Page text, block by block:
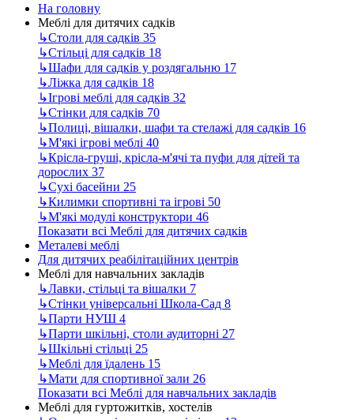
На головну
Меблі для дитячих садків
↳Столи для садків 35
↳Стільці для садків 18
↳Шафи для садків у роздягальню 17
↳Ліжка для садків 18
↳Ігрові меблі для садків 32
↳Стінки для садків 70
↳Полиці, вішалки, шафи та стелажі для садків 16
↳М'які ігрові меблі 40
↳Крісла-груші, крісла-м'ячі та пуфи для дітей та
дорослих 37
↳Сухі басейни 25
↳Килимки спортивні та ігрові 50
↳М'які модулі конструктори 46
Показати всі Меблі для дитячих садків
Металеві меблі
Для дитячих реабілітаційних центрів
Меблі для навчальних закладів
↳Лавки, стільці та вішалки 7
↳Стінки універсальні Школа-Сад 8
↳Парти НУШ 4
↳Парти шкільні, столи аудиторні 27
↳Шкільні стільці 25
↳Меблі для їдалень 15
↳Мати для спортивної зали 26
Показати всі Меблі для навчальних закладів
Меблі для гуртожитків, хостелів